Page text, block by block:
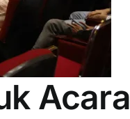
Acara